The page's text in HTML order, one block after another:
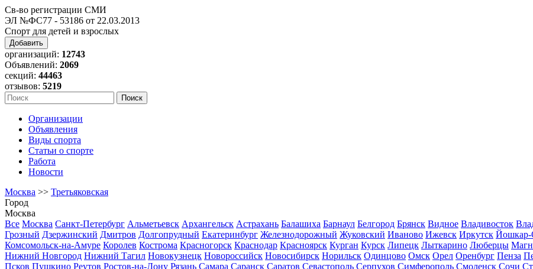
Св-во регистрации СМИ
ЭЛ №ФС77 - 53186 от 22.03.2013
Спорт для детей и взрослых
Добавить
организаций: 12743
Объявлений: 2069
секций: 44463
отзывов: 5219
Организации
Объявления
Виды спорта
Статьи о спорте
Работа
Новости
Москва >> Третьяковская
Город
Москва
Все Москва Санкт-Петербург Альметьевск Архангельск Астрахань Балашиха Барнаул Белгород Брянск Видное Владивосток
Грозный Дзержинский Дмитров Долгопрудный Екатеринбург Железнодорожный Жуковский Иваново Ижевск Иркутск Йошкар-
Комсомольск-на-Амуре Королев Кострома Красногорск Краснодар Красноярск Курган Курск Липецк Лыткарино Люберцы
Нижний Новгород Нижний Тагил Новокузнецк Новороссийск Новосибирск Норильск Одинцово Омск Орел Оренбург Пенза
Псков Пушкино Реутов Ростов-на-Дону Рязань Самара Саранск Саратов Севастополь Серпухов Симферополь Смоленск Сочи